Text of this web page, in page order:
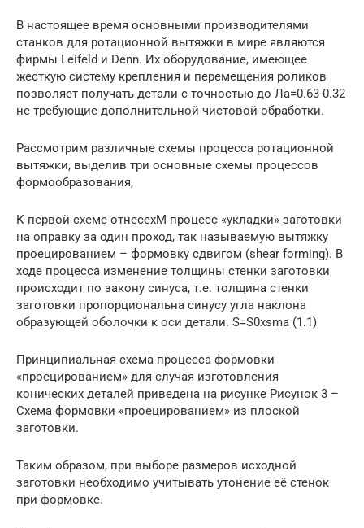
В настоящее время основными производителями
станков для ротационной вытяжки в мире являются
фирмы Leifeld и Denn. Их оборудование, имеющее
жесткую систему крепления и перемещения роликов
позволяет получать детали с точностью до Ла=0.63-0.32
не требующие дополнительной чистовой обработки.
Рассмотрим различные схемы процесса ротационной
вытяжки, выделив три основные схемы процессов
формообразования,
К первой схеме отнесехМ процесс «укладки» заготовки
на оправку за один проход, так называемую вытяжку
проецированием – формовку сдвигом (shear forming). В
ходе процесса изменение толщины стенки заготовки
происходит по закону синуса, т.е. толщина стенки
заготовки пропорциональна синусу угла наклона
образующей оболочки к оси детали. S=S0xsma (1.1)
Принципиальная схема процесса формовки
«проецированием» для случая изготовления
конических деталей приведена на рисунке Рисунок 3 –
Схема формовки «проецированием» из плоской
заготовки.
Таким образом, при выборе размеров исходной
заготовки необходимо учитывать утонение её стенок
при формовке.